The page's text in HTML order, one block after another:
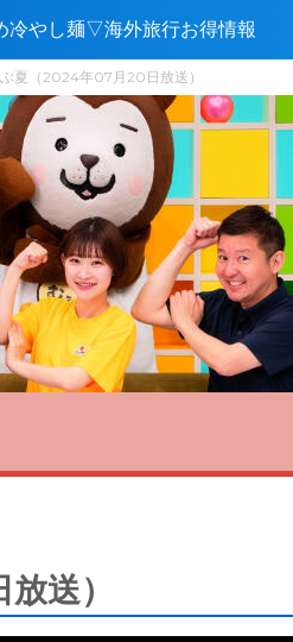
冷やし麺▽海外旅行お得情報
夏（2024年07月20日放送）
送）